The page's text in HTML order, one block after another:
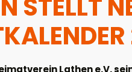
STELLT
Lathen e.V.